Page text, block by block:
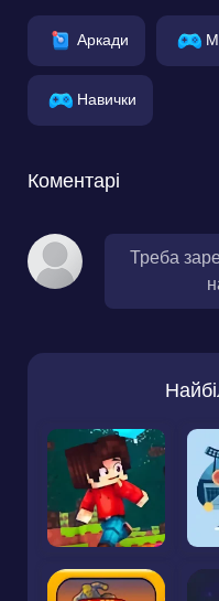
Аркади
Навички
Коментарі
Треба